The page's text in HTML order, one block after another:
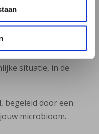
vaak
gebruikt zijn
studies
situatie, in de
begeleid door een
microbioom.